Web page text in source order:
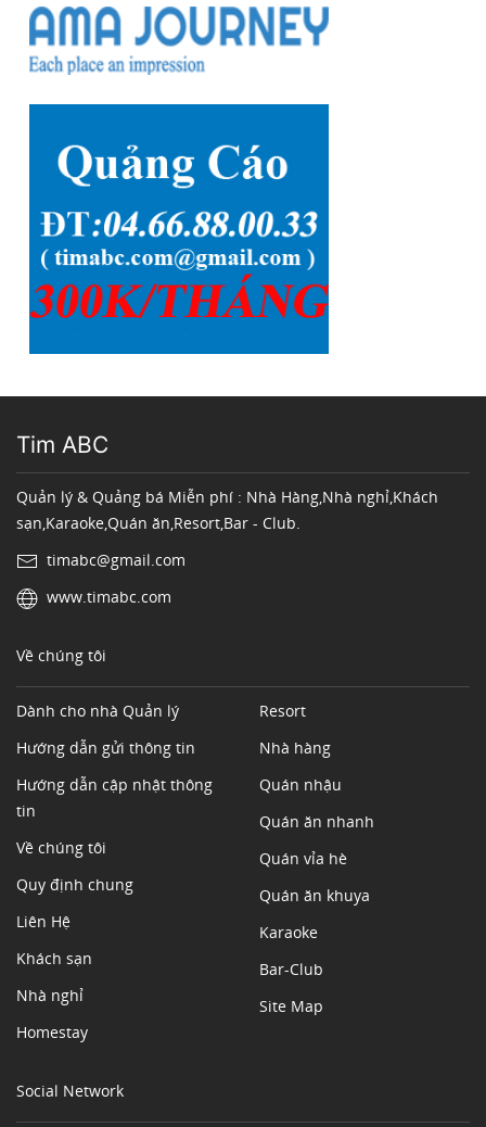
Tim ABC
Quản lý & Quảng bá Miễn phí : Nhà Hàng,Nhà nghỉ,Khách
sạn,Karaoke,Quán ăn,Resort,Bar - Club.
timabc@gmail.com
www.timabc.com
Về chúng tôi
Dành cho nhà Quản lý
Hướng dẫn gửi thông tin
Hướng dẫn cập nhật thông
tin
Về chúng tôi
Quy định chung
Liên Hệ
Khách sạn
Nhà nghỉ
Homestay
Resort
Nhà hàng
Quán nhậu
Quán ăn nhanh
Quán vỉa hè
Quán ăn khuya
Karaoke
Bar-Club
Site Map
Social Network